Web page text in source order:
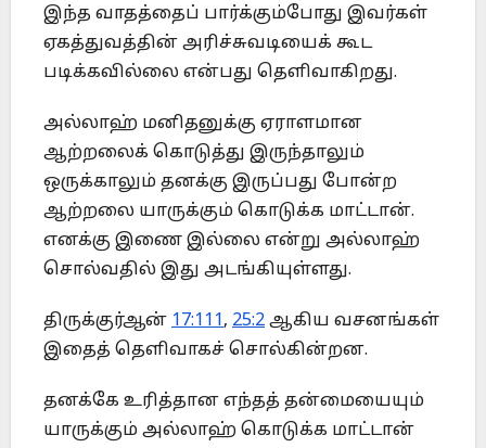
இந்த வாதத்தைப் பார்க்கும்போது இவர்கள்
ஏகத்துவத்தின் அரிச்சுவடியைக் கூட
படிக்கவில்லை என்பது தெளிவாகிறது.
அல்லாஹ் மனிதனுக்கு ஏராளமான
ஆற்றலைக் கொடுத்து இருந்தாலும்
ஒருக்காலும் தனக்கு இருப்பது போன்ற
ஆற்றலை யாருக்கும் கொடுக்க மாட்டான்.
எனக்கு இணை இல்லை என்று அல்லாஹ்
சொல்வதில் இது அடங்கியுள்ளது.
திருக்குர்ஆன் 17:111, 25:2 ஆகிய வசனங்கள்
இதைத் தெளிவாகச் சொல்கின்றன.
தனக்கே உரித்தான எந்தத் தன்மையையும்
யாருக்கும் அல்லாஹ் கொடுக்க மாட்டான்